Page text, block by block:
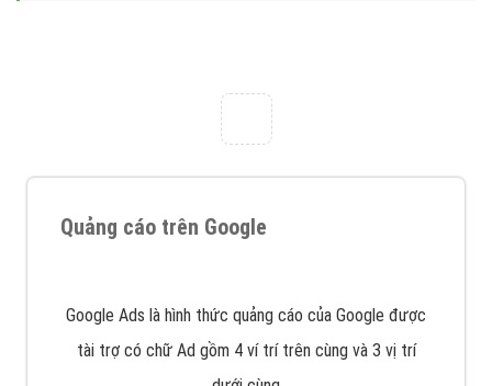
triển Website cho doanh nghiệp mình
chừ hãy nhấc máy lên và gọi ngay cho chúng tôi theo
support@vietadsgroup.vnđể được tư vấn chuyên
bạn!